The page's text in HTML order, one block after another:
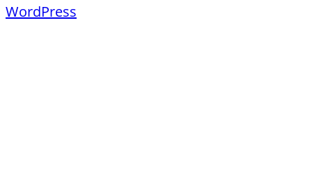
WordPress